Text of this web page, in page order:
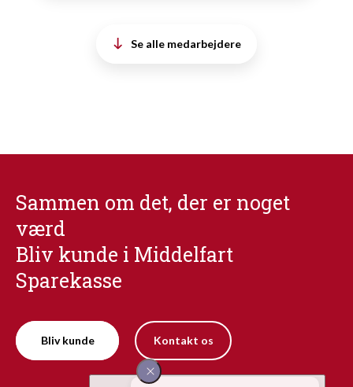
Se alle medarbejdere
Sammen om det, der er noget
værd
Bliv kunde i Middelfart
Sparekasse
Bliv kunde Kontakt os